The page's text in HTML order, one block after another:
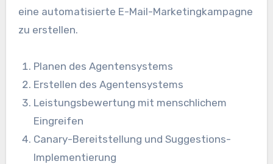
eine automatisierte E-Mail-Marketingkampagne
zu erstellen.
Planen des Agentensystems
Erstellen des Agentensystems
Leistungsbewertung mit menschlichem
Eingreifen
Canary-Bereitstellung und Suggestions-
Implementierung